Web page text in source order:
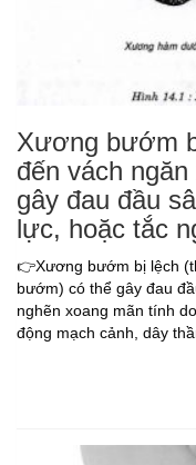
Xương bướm
đến vách
gây đau đầu
lực, hoặc tắc
👉Xương bướm bị lệch
bướm) có thể gây đau
nghẽn xoang mãn tính
động mạch cảnh, dây